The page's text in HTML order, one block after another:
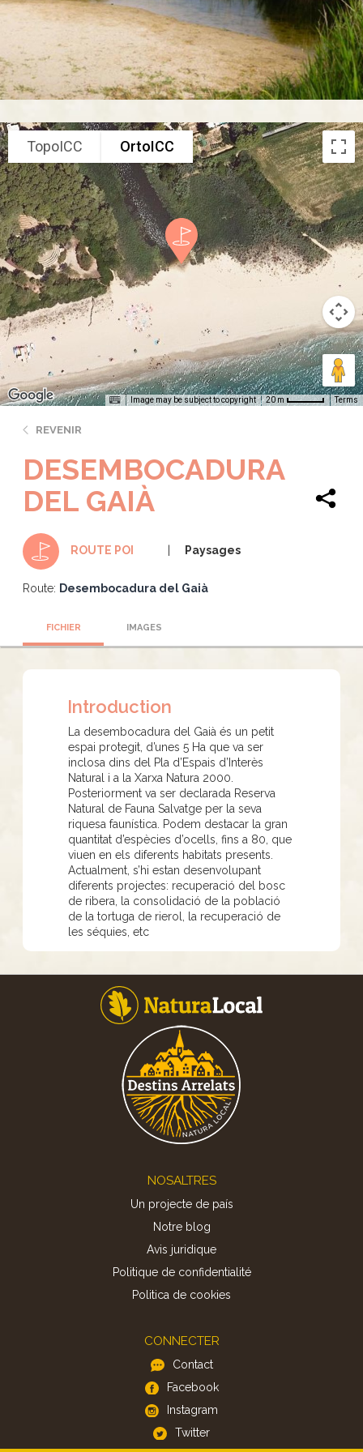
TopoICC OrtoICC
Image may be subject to copyright 20 m Terms
REVENIR
DESEMBOCADURA
DEL GAIÀ
ROUTE POI Paysages
Route: Desembocadura del Gaià
FICHIER IMAGES
Introduction
La desembocadura del Gaià és un petit
espai protegit, d’unes 5 Ha que va ser
inclosa dins del Pla d’Espais d’Interès
Natural i a la Xarxa Natura 2000.
Posteriorment va ser declarada Reserva
Natural de Fauna Salvatge per la seva
riquesa faunística. Podem destacar la gran
quantitat d’espècies d’ocells, fins a 80, que
viuen en els diferents habitats presents.
Actualment, s’hi estan desenvolupant
diferents projectes: recuperació del bosc
de ribera, la consolidació de la població
de la tortuga de rierol, la recuperació de
les séquies, etc
NOSALTRES
Un projecte de país
Notre blog
Avis juridique
Politique de confidentialité
Politica de cookies
CONNECTER
Contact
Facebook
Instagram
Twitter